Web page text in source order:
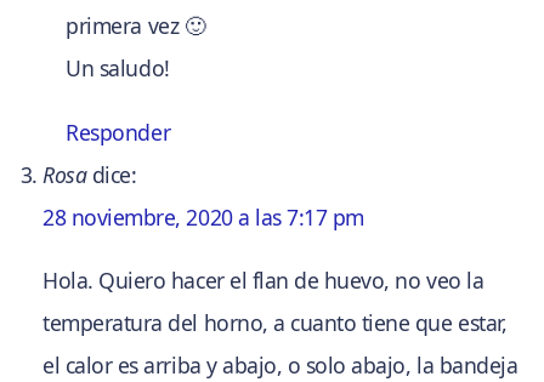
primera vez 🙂
Un saludo!
Responder
Rosa dice:
28 noviembre, 2020 a las 7:17 pm
Hola. Quiero hacer el flan de huevo, no veo la
temperatura del horno, a cuanto tiene que estar,
el calor es arriba y abajo, o solo abajo, la bandeja